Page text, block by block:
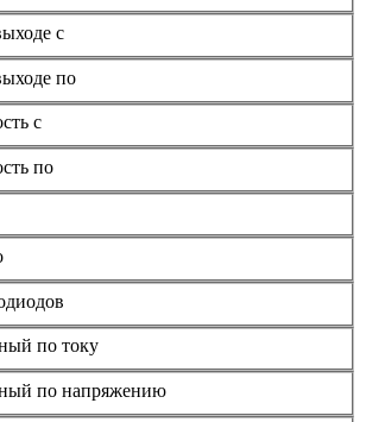
с
по
с
по
по току
по напряжению